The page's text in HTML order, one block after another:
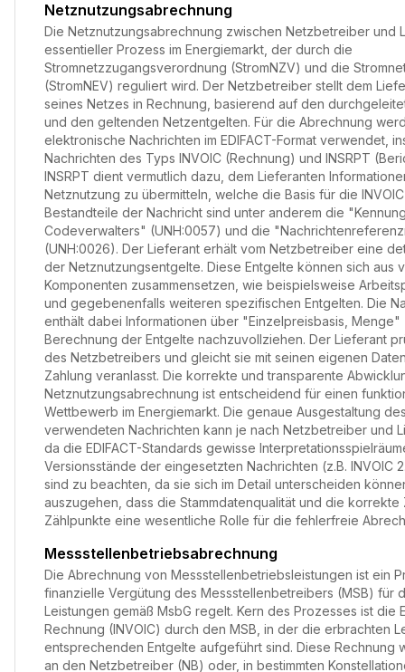
Netznutzungsabrechnung
Die Netznutzungsabrechnung zwischen Netzbetreiber und
essentieller Prozess im Energiemarkt, der durch die
Stromnetzzugangsverordnung (StromNZV) und die
(StromNEV) reguliert wird. Der Netzbetreiber stellt dem
seines Netzes in Rechnung, basierend auf den
und den geltenden Netzentgelten. Für die Abrechnung
elektronische Nachrichten im EDIFACT-Format verwendet,
Nachrichten des Typs INVOIC (Rechnung) und INSRPT
INSRPT dient vermutlich dazu, dem Lieferanten
Netznutzung zu übermitteln, welche die Basis für die
Bestandteile der Nachricht sind unter anderem die
Codeverwalters" (UNH:0057) und die
(UNH:0026). Der Lieferant erhält vom Netzbetreiber eine
der Netznutzungsentgelte. Diese Entgelte können sich aus
Komponenten zusammensetzen, wie beispielsweise
und gegebenenfalls weiteren spezifischen Entgelten. Die
enthält dabei Informationen über "Einzelpreisbasis, Menge"
Berechnung der Entgelte nachzuvollziehen. Der Lieferant
des Netzbetreibers und gleicht sie mit seinen eigenen
Zahlung veranlasst. Die korrekte und transparente
Netznutzungsabrechnung ist entscheidend für einen
Wettbewerb im Energiemarkt. Die genaue Ausgestaltung
verwendeten Nachrichten kann je nach Netzbetreiber und
da die EDIFACT-Standards gewisse
Versionsstände der eingesetzten Nachrichten (z.B. INVOIC
sind zu beachten, da sie sich im Detail unterscheiden
auszugehen, dass die Stammdatenqualität und die
Zählpunkte eine wesentliche Rolle für die fehlerfreie
Messstellenbetriebsabrechnung
Die Abrechnung von Messstellenbetriebsleistungen ist ein
finanzielle Vergütung des Messstellenbetreibers (MSB) für
Leistungen gemäß MsbG regelt. Kern des Prozesses ist die
Rechnung (INVOIC) durch den MSB, in der die erbrachten
entsprechenden Entgelte aufgeführt sind. Diese Rechnung
an den Netzbetreiber (NB) oder, in bestimmten